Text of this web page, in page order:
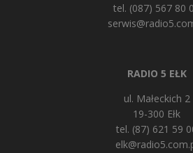
tel. (087) 567 80
RADIO 5 EŁK
ul. Małeckich 2
19-300 Ełk
tel. (87) 621 59